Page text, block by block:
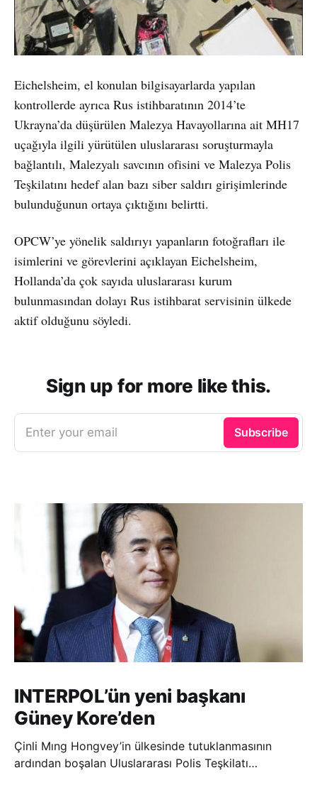
Eichelsheim, el konulan bilgisayarlarda yapılan
kontrollerde ayrıca Rus istihbaratının 2014’te
Ukrayna’da düşürülen Malezya Havayollarına ait MH17
uçağıyla ilgili yürütülen uluslararası soruşturmayla
bağlantılı, Malezyalı savcının ofisini ve Malezya Polis
Teşkilatını hedef alan bazı siber saldırı girişimlerinde
bulunduğunun ortaya çıktığını belirtti.
OPCW’ye yönelik saldırıyı yapanların fotoğrafları ile
isimlerini ve görevlerini açıklayan Eichelsheim,
Hollanda’da çok sayıda uluslararası kurum
bulunmasından dolayı Rus istihbarat servisinin ülkede
aktif olduğunu söyledi.
Sign up for more like this.
Enter your email Subscribe
INTERPOL’ün yeni başkanı
Güney Kore’den
Çinli Mıng Hongvey’in ülkesinde tutuklanmasının
ardından boşalan Uluslararası Polis Teşkilatı